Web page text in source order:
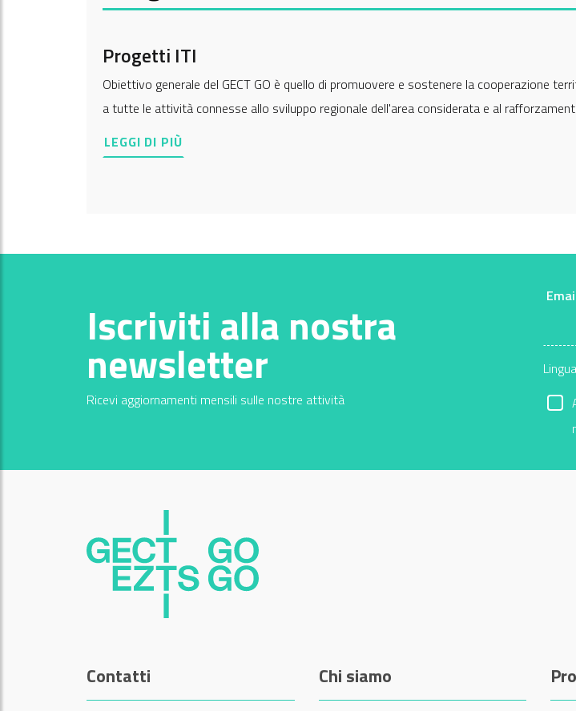
Progetti ITI
Obiettivo generale del GECT GO è quello di promuovere e sostenere la cooperazione
a tutte le attività connesse allo sviluppo regionale dell'area considerata e al
LEGGI DI PIÙ
Iscriviti alla nostra
newsletter
Ricevi aggiornamenti mensili sulle nostre attività
Lingua
Contatti Chi siamo